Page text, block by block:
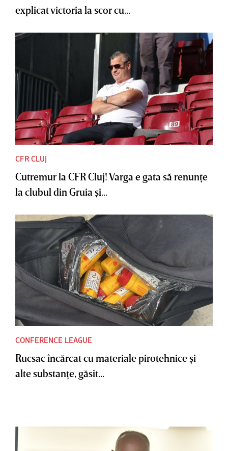
explicat victoria la scor cu...
CFR CLUJ
Cutremur la CFR Cluj! Varga e gata să renunţe
la clubul din Gruia şi...
CONFERENCE LEAGUE
Rucsac încărcat cu materiale pirotehnice şi
alte substanţe, găsit...